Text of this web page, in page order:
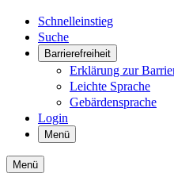
Schnelleinstieg
Suche
Barrierefreiheit
Erklärung zur
Leichte Sprache
Gebärdensprache
Login
Menü
Menü